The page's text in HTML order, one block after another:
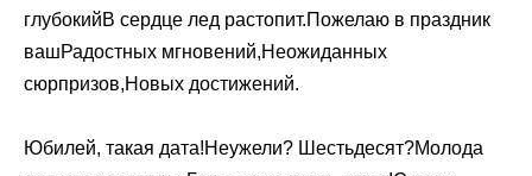
глубокийВ сердце лед растопит.Пожелаю в праздник
вашРадостных мгновений,Неожиданных
сюрпризов,Новых достижений.
Юбилей, такая дата!Неужели? Шестьдесят?Молода